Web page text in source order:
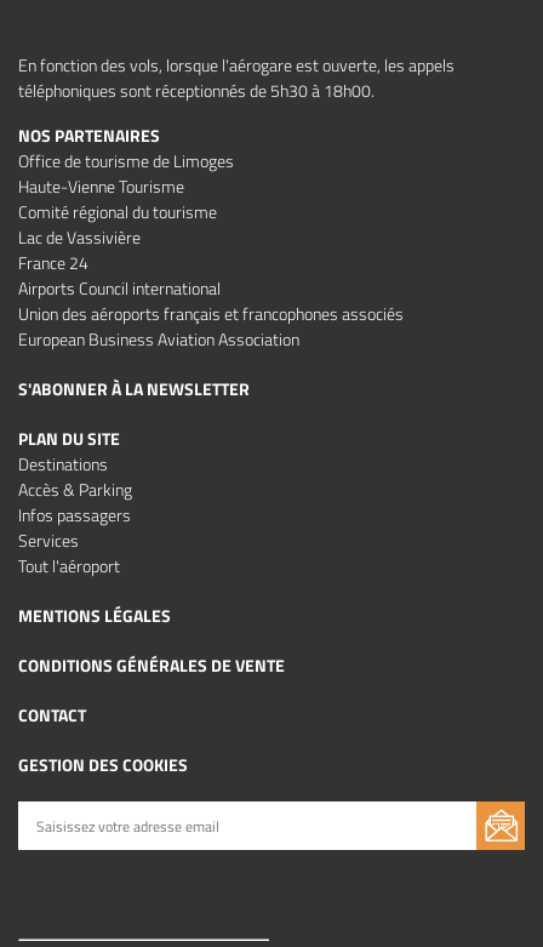
En fonction des vols, lorsque l'aérogare est ouverte, les appels
téléphoniques sont réceptionnés de 5h30 à 18h00.
NOS PARTENAIRES
Office de tourisme de Limoges
Haute-Vienne Tourisme
Comité régional du tourisme
Lac de Vassivière
France 24
Airports Council international
Union des aéroports français et francophones associés
European Business Aviation Association
S'ABONNER À LA NEWSLETTER
PLAN DU SITE
Destinations
Accès & Parking
Infos passagers
Services
Tout l'aéroport
MENTIONS LÉGALES
CONDITIONS GÉNÉRALES DE VENTE
CONTACT
GESTION DES COOKIES